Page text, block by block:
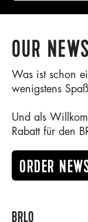
OUR
Was ist schon
wenigstens
Und als
Rabatt für den
ORDER
BRLO